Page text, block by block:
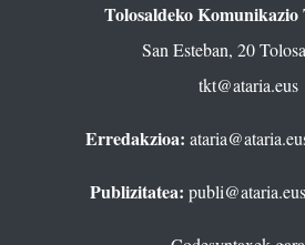
Tolosaldeko Komunikazio
San Esteban, 20
tkt@ataria.eus
Erredakzioa:
Publizitatea: publi@ataria.eus